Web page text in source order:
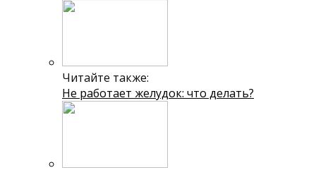
Читайте также:
Не работает желудок: что делать?